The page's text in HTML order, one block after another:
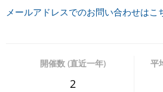
メールアドレスでのお問い合わせはこ
開催数 (直近一年)
2
平